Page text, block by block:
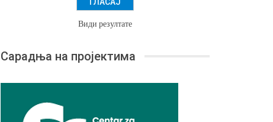
Види резултате
Сарадња на пројектима